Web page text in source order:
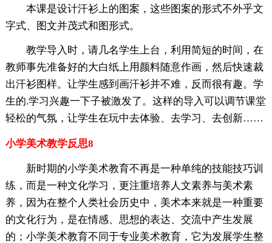
本课是设计汗衫上的图案，这些图案的形式不外乎文
字式、图文并茂式和图形式。
教学导入时，请几名学生上台，利用简短的时间，在
教师事先准备好的大白纸上用颜料随意作画，然后快速裁
出汗衫图样。让学生感到画汗衫并不难，反而很有趣。学
生的.学习兴趣一下子被激发了。这样的导入可以调节课堂
轻松的气氛，让学生在玩中去体验、去学习、去创新……
小学美术教学反思8
新时期的小学美术教育不再是一种单纯的技能技巧训
练，而是一种文化学习，更注重培养人文素养与美术素
养，因为在整个人类社会历史中，美术本来就是一种重要
的文化行为，是在情感、思想的表达、交流中产生发展
的；小学美术教育不同于专业美术教育，它为发展学生整